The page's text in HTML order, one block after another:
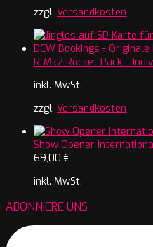
zzgl. Versandkosten
R-Mk2 Rocket Pack –
inkl. MwSt.
zzgl. Versandkosten
Show Opener
69,00 €
inkl. MwSt.
ABONNIERE UNS